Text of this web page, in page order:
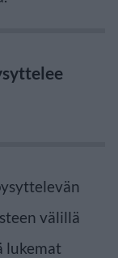
välillä
lukemat